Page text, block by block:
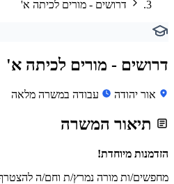
דרושים - מורים לכיתה א'
דרושים - מורים לכיתה א'
אור יהודה עבודה במשרה מלאה
תיאור המשרה
הזדמנות מיוחדת!
מחפשים/ות מורה נמרץ/ת וחם/ה להצטרף